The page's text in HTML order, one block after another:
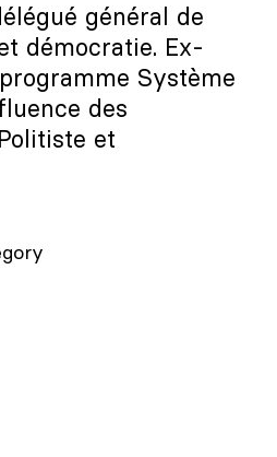
général de
démocratie. Ex-
Système
des
et